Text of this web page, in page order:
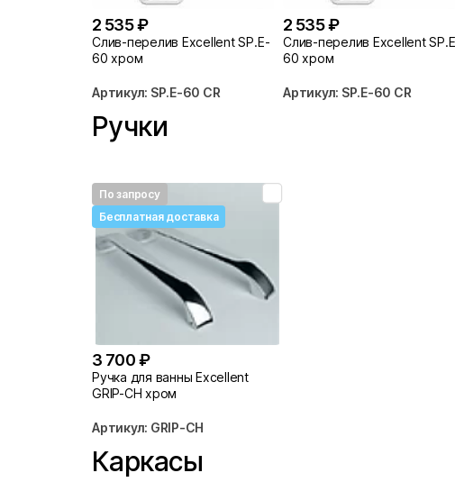
2 535 ₽
Слив-перелив Excellent SP.E-
60 хром
Артикул: SP.E-60 CR
2 535 ₽
Слив-перелив Excellent
60 хром
Артикул: SP.E-60 CR
Ручки
По запросу
Бесплатная доставка
3 700 ₽
Ручка для ванны Excellent
GRIP-CH хром
Артикул: GRIP-CH
Каркасы